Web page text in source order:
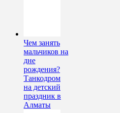
Чем занять
мальчиков на
дне
рождения?
Танкодром
на детский
праздник в
Алматы